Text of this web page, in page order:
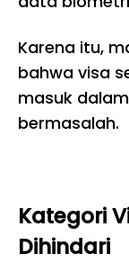
Karena itu,
bahwa visa
masuk
bermasalah.
Kategori
Dihindari